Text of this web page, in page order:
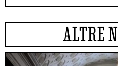
ALTRE